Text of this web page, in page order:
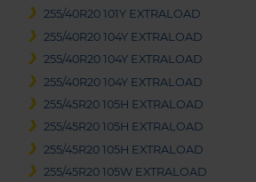
255/40R20 101Y EXTRALOAD
255/40R20 104Y EXTRALOAD
255/40R20 104Y EXTRALOAD
255/40R20 104Y EXTRALOAD
255/45R20 105H EXTRALOAD
255/45R20 105H EXTRALOAD
255/45R20 105H EXTRALOAD
255/45R20 105W EXTRALOAD